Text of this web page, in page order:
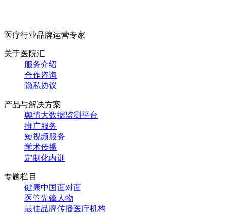
医疗行业品牌运营专家
关于医院汇
服务介绍
合作咨询
隐私协议
产品与解决方案
舆情大数据监测平台
推广服务
短视频服务
学术传播
定制化内训
专题栏目
健康中国面对面
医管先锋人物
最佳品牌传播医疗机构